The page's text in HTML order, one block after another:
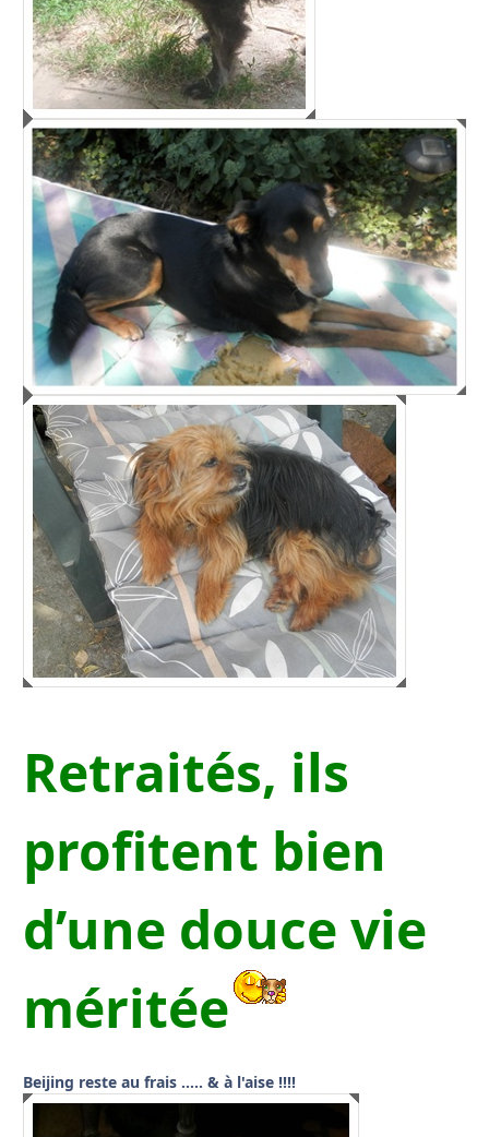
Retraités, ils
profitent bien
d’une douce vie
méritée
Beijing reste au frais ….. & à l'aise !!!!